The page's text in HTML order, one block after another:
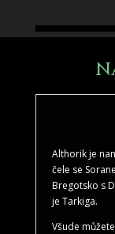
Althorik je
čele se
Bregotsko s
je Tarkiga.
Všude